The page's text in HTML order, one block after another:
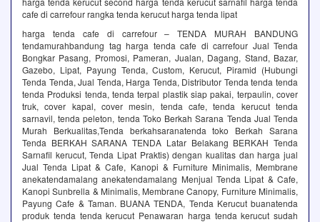
cafe di carrefour rangka tenda kerucut harga tenda lipat
harga tenda cafe di carrefour – TENDA MURAH BANDUNG
tendamurahbandung tag harga tenda cafe di carrefour Jual Tenda
Bongkar Pasang, Promosi, Pameran, Jualan, Dagang, Stand, Bazar,
Gazebo, Lipat, Payung Tenda, Custom, Kerucut, Piramid (Hubungi
Tenda Tenda, Jual Tenda, Harga Tenda, Distributor Tenda tenda tenda
tenda Produksi tenda, tenda terpal plastik siap pakai, terpaulin, cover
truk, cover kapal, cover mesin, tenda cafe, tenda kerucut tenda
sarnavil, tenda peleton, tenda Toko Berkah Sarana Tenda Jual Tenda
Murah Berkualitas,Tenda berkahsaranatenda toko Berkah Sarana
Tenda BERKAH SARANA TENDA Latar Belakang BERKAH Tenda
Sarnafil kerucut, Tenda Lipat Praktis) dengan kualitas dan harga jual
Jual Tenda Lipat & Cafe, Kanopi & Furniture Minimalis, Membrane
anekatendamalang anekatendamalang Menjual Tenda Lipat & Cafe,
Kanopi Sunbrella & Minimalis, Membrane Canopy, Furniture Minimalis,
Payung Cafe & Taman. BUANA TENDA, Tenda Kerucut buanatenda
produk tenda tenda kerucut Penawaran harga tenda kerucut sudah